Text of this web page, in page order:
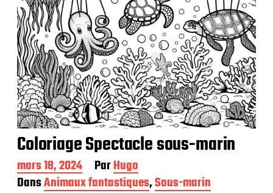
Coloriage Spectacle sous-marin
D
a
mars 18, 2024 ParHugo
DansAnimaux fantastiques,Sous-marin